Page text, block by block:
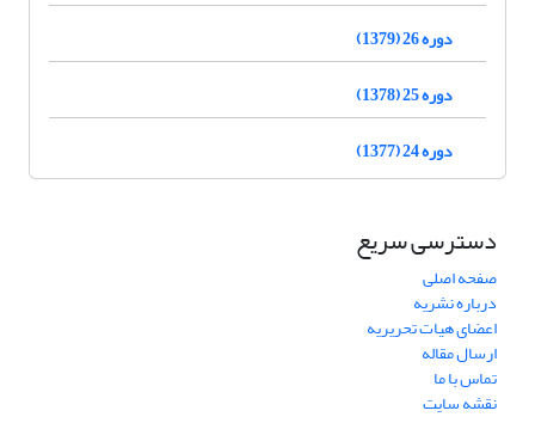
دوره 26 (1379)
دوره 25 (1378)
دوره 24 (1377)
دسترسی سریع
صفحه اصلی
درباره نشریه
اعضای هیات تحریریه
ارسال مقاله
تماس با ما
نقشه سایت